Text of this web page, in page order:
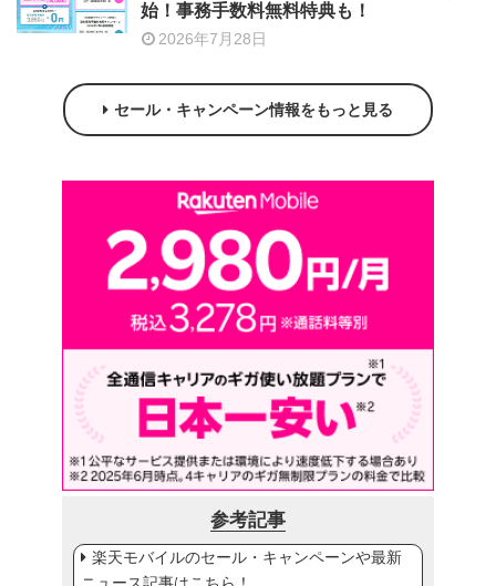
始！事務手数料無料特典も！
2026年7月28日
セール・キャンペーン情報をもっと見る
参考記事
楽天モバイルのセール・キャンペーンや最新